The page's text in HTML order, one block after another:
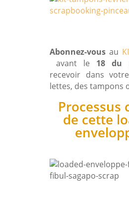
Abonnez-vousau
avant le 18 du
recevoir dans
lettes, des tampons
Processus
de cette